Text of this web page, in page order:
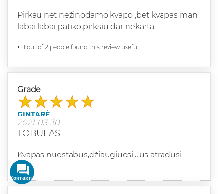
Pirkau net nežinodamo kvapo ,bet kvapas man
labai labai patiko,pirksiu dar nekarta.
1 out of 2 people found this review useful.
Grade
GINTARĖ
2021-03-30
TOBULAS
Kvapas nuostabus,džiaugiuosi Jus atradusi